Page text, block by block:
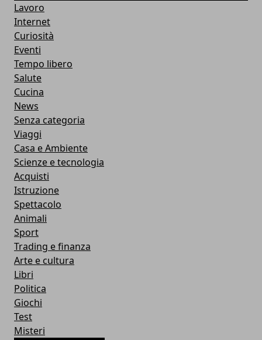
Lavoro
Internet
Curiosità
Eventi
Tempo libero
Salute
Cucina
News
Senza categoria
Viaggi
Casa e Ambiente
Scienze e tecnologia
Acquisti
Istruzione
Spettacolo
Animali
Sport
Trading e finanza
Arte e cultura
Libri
Politica
Giochi
Test
Misteri